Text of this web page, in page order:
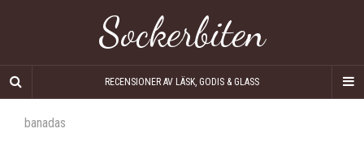
Sockerbiten
RECENSIONER AV LÄSK, GODIS & GLASS
banadas